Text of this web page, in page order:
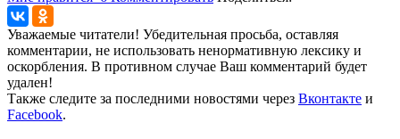
Уважаемые читатели! Убедительная просьба, оставляя
комментарии, не использовать ненормативную лексику и
оскорбления. В противном случае Ваш комментарий будет
удален!
Также следите за последними новостями через Вконтакте и
Facebook.